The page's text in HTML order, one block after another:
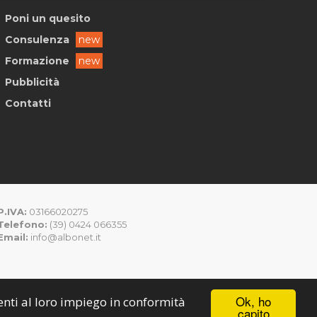
Ok, ho
capito
al loro impiego in conformità
Poni un quesito
Consulenza
new
Formazione
new
Pubblicità
Contatti
03166020275
(39) 0424 066355
info@albonet.it